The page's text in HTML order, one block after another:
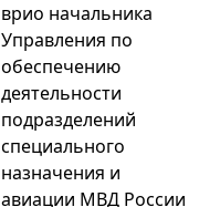
врио начальника
Управления по
обеспечению
деятельности
подразделений
специального
назначения и
авиации МВД России